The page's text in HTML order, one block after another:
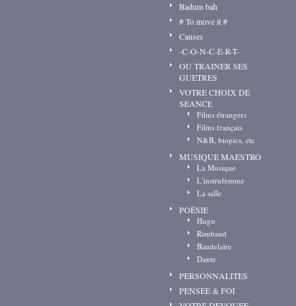
Badum bah
# To move it #
Causes
-C-O-N-C-E-R-T-
OU TRAINER SES
GUETRES
VOTRE CHOIX DE
SEANCE
Films étrangers
Films français
N&B, biopics, etc
MUSIQUE MAESTRO
La Musique
L'instrufemme
La salle
POËSIE
Hugo
Rimbaud
Baudelaire
Dante
PERSONNALITES
PENSEE & FOI